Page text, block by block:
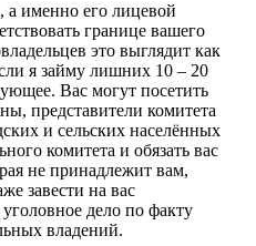
а именно его лицевой
границе вашего
это выглядит как
я займу лишних 10 – 20
Вас могут посетить
представители комитета
и сельских населённых
комитета и обязать вас
не принадлежит вам,
завести на вас
дело по факту
владений.